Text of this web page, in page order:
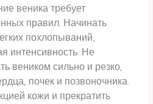
веника требует
правил. Начинать
похлопываний,
интенсивность. Не
веником сильно и резко,
почек и позвоночника.
кожи и прекратить